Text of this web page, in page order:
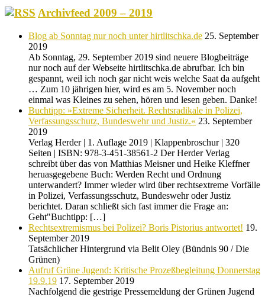
Archivfeed 2009 – 2019
Blog ab Sonntag nur noch unter hirtlitschka.de 25. September
2019
Ab Sonntag, 29. September 2019 sind neuere Blogbeiträge
nur noch auf der Webseite hirtlitschka.de abrufbar. Ich bin
gespannt, weil ich noch gar nicht weis welche Saat da aufgeht
… Zum 10 jährigen hier, wird es am 5. November noch
einmal was Kleines zu sehen, hören und lesen geben. Danke!
Buchtipp: »Extreme Sicherheit. Rechtsradikale in Polizei,
Verfassungsschutz, Bundeswehr und Justiz.« 23. September
2019
Verlag Herder | 1. Auflage 2019 | Klappenbroschur | 320
Seiten | ISBN: 978-3-451-38561-2 Der Herder Verlag
schreibt über das von Matthias Meisner und Heike Kleffner
heruasgegebene Buch: Werden Recht und Ordnung
unterwandert? Immer wieder wird über rechtsextreme Vorfälle
in Polizei, Verfassungsschutz, Bundeswehr oder Justiz
berichtet. Daran schließt sich fast immer die Frage an:
Geht"Buchtipp: […]
Rechtsextremismus bei Polizei? Boris Pistorius antwortet! 19.
September 2019
Tatsächlicher Hintergrund via Belit Oley (Bündnis 90 / Die
Grünen)
Aufruf Grüne Jugend: Kritische Prozeßbegleitung Donnerstag
19.9.19 17. September 2019
Nachfolgend die gestrige Pressemeldung der Grünen Jugend